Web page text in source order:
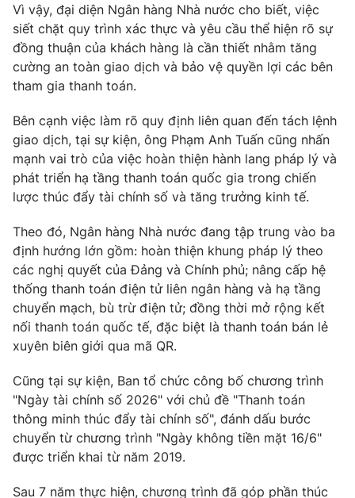
® Cấm sao chép dưới mọi hình thức nếu không có sự chấp
thuận bằng văn bản. Ghi rõ nguồn VTV.vn khi phát hành lại
thông tin từ website này.
Vì vậy, đại diện Ngân hàng Nhà nước cho biết, việc
siết chặt quy trình xác thực và yêu cầu thể hiện rõ sự
đồng thuận của khách hàng là cần thiết nhằm tăng
cường an toàn giao dịch và bảo vệ quyền lợi các bên
tham gia thanh toán.
Bên cạnh việc làm rõ quy định liên quan đến tách lệnh
giao dịch, tại sự kiện, ông Phạm Anh Tuấn cũng nhấn
mạnh vai trò của việc hoàn thiện hành lang pháp lý và
phát triển hạ tầng thanh toán quốc gia trong chiến
lược thúc đẩy tài chính số và tăng trưởng kinh tế.
Theo đó, Ngân hàng Nhà nước đang tập trung vào ba
định hướng lớn gồm: hoàn thiện khung pháp lý theo
các nghị quyết của Đảng và Chính phủ; nâng cấp hệ
thống thanh toán điện tử liên ngân hàng và hạ tầng
chuyển mạch, bù trừ điện tử; đồng thời mở rộng kết
nối thanh toán quốc tế, đặc biệt là thanh toán bán lẻ
xuyên biên giới qua mã QR.
Cũng tại sự kiện, Ban tổ chức công bố chương trình
"Ngày tài chính số 2026" với chủ đề "Thanh toán
thông minh thúc đẩy tài chính số", đánh dấu bước
chuyển từ chương trình "Ngày không tiền mặt 16/6"
được triển khai từ năm 2019.
Sau 7 năm thực hiện, chương trình đã góp phần thúc